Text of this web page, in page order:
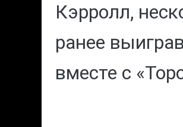
Кэрролл,
ранее
вместе с